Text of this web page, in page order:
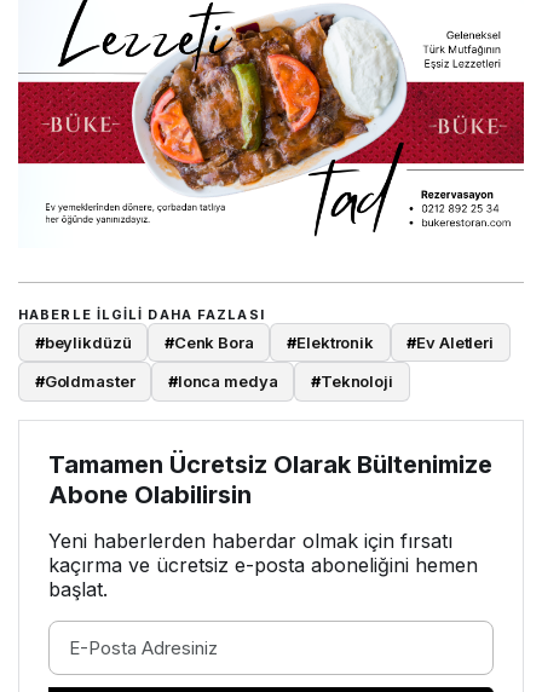
HABERLE ILGILI DAHA FAZLASI
#beylikdüzü #Cenk Bora #Elektronik #Ev Aletleri
#Goldmaster #lonca medya #Teknoloji
Tamamen Ücretsiz Olarak Bültenimize
Abone Olabilirsin
Yeni haberlerden haberdar olmak için fırsatı
kaçırma ve ücretsiz e-posta aboneliğini hemen
başlat.